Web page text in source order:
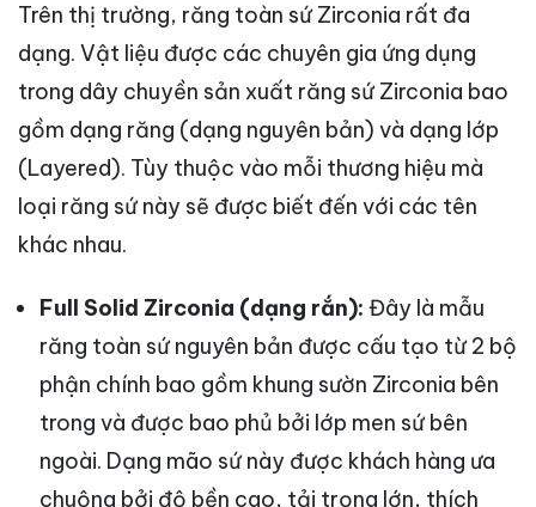
Trên thị trường, răng toàn sứ Zirconia rất đa
dạng. Vật liệu được các chuyên gia ứng dụng
trong dây chuyền sản xuất răng sứ Zirconia bao
gồm dạng răng (dạng nguyên bản) và dạng lớp
(Layered). Tùy thuộc vào mỗi thương hiệu mà
loại răng sứ này sẽ được biết đến với các tên
khác nhau.
Full Solid Zirconia (dạng rắn): Đây là mẫu
răng toàn sứ nguyên bản được cấu tạo từ 2 bộ
phận chính bao gồm khung sườn Zirconia bên
trong và được bao phủ bởi lớp men sứ bên
ngoài. Dạng mão sứ này được khách hàng ưa
chuộng bởi độ bền cao, tải trọng lớn, thích